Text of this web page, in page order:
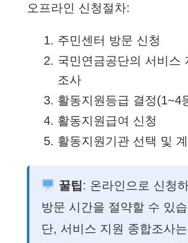
오프라인 신청절차:
주민센터 방문 신청
국민연금공단의 서비스
조사
활동지원등급 결정(1~4
활동지원급여 신청
활동지원기관 선택 및
꿀팁: 온라인으로 신청
방문 시간을 절약할 수 있
단, 서비스 지원 종합조사는